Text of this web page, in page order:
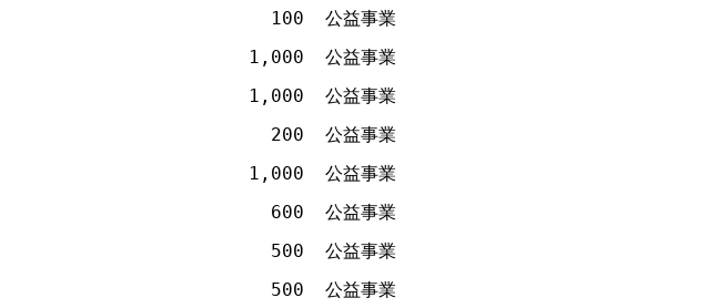
100
公益事業
1,000
公益事業
1,000
公益事業
200
公益事業
1,000
公益事業
600
公益事業
500
公益事業
500 公益事業